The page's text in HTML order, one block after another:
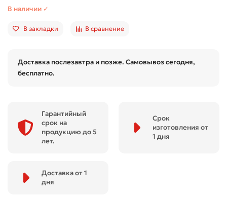
В наличии ✓
В закладки В сравнение
Доставка послезавтра и позже. Самовывоз сегодня,
бесплатно.
Гарантийный
срок на
продукцию до 5
лет.
Срок
изготовления от
1 дня
Доставка от 1
дня